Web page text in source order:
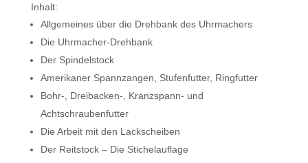
Inhalt:
Allgemeines über die Drehbank des Uhrmachers
Die Uhrmacher-Drehbank
Der Spindelstock
Amerikaner Spannzangen, Stufenfutter, Ringfutter
Bohr-, Dreibacken-, Kranzspann- und
Achtschraubenfutter
Die Arbeit mit den Lackscheiben
Der Reitstock – Die Stichelauflage